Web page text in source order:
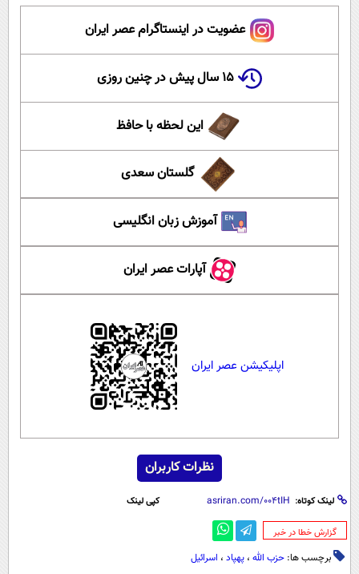
عضویت در اینستاگرام عصر ایران
۱۵ سال پیش در چنین روزی
این لحظه با حافظ
گلستان سعدی
آموزش زبان انگلیسی
آپارات عصر ایران
اپلیکیشن عصر ایران
نظرات کاربران
لینک کوتاه: کپی لینک
‌گزارش خطا در خبر
برچسب ها: حزب الله ، پهپاد‌ ، اسرائیل